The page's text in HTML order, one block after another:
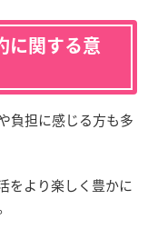
に関する意
負担に感じる方も多
をより楽しく豊かに